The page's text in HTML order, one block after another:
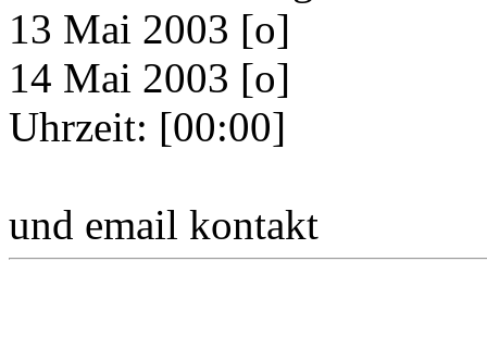
13 Mai 2003 [o]
14 Mai 2003 [o]
Uhrzeit: [00:00]
und email kontakt